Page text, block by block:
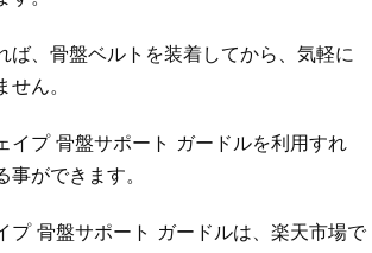
ば、骨盤ベルトを装着してから、気軽に
ん。
イプ 骨盤サポート ガードルを利用すれ
ができます。
プ 骨盤サポート ガードルは、楽天市場で